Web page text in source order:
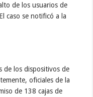
de los usuarios de
caso se notificó a la
de los dispositivos de
oficiales de la
de 138 cajas de